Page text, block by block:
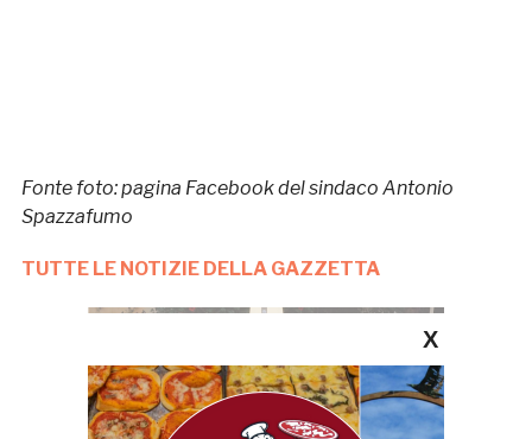
Fonte foto: pagina Facebook del sindaco Antonio
Spazzafumo
TUTTE LE NOTIZIE DELLA GAZZETTA
X